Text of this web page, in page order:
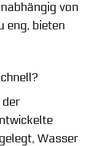
von
eng, bieten
der
Wasser